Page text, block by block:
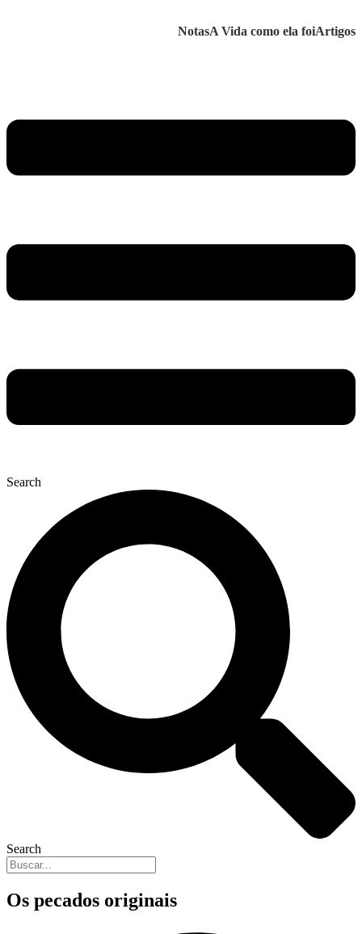
NotasA Vida como ela foiArtigos
Search
Search
Os pecados originais